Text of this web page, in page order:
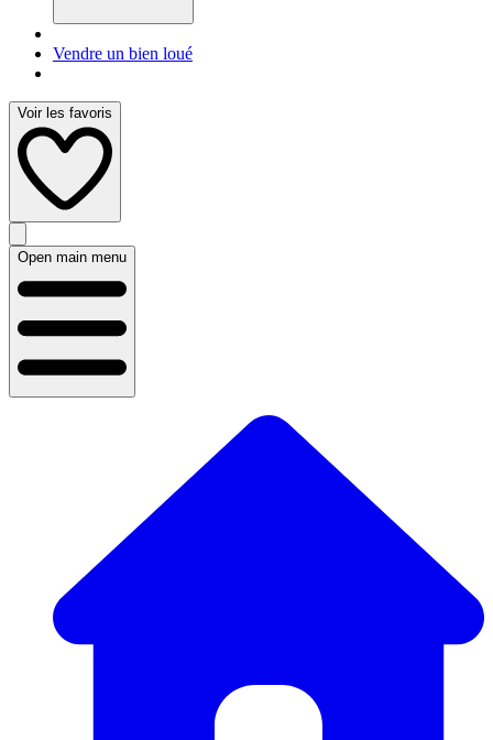
Vendre un bien loué
Voir les favoris
Open main menu